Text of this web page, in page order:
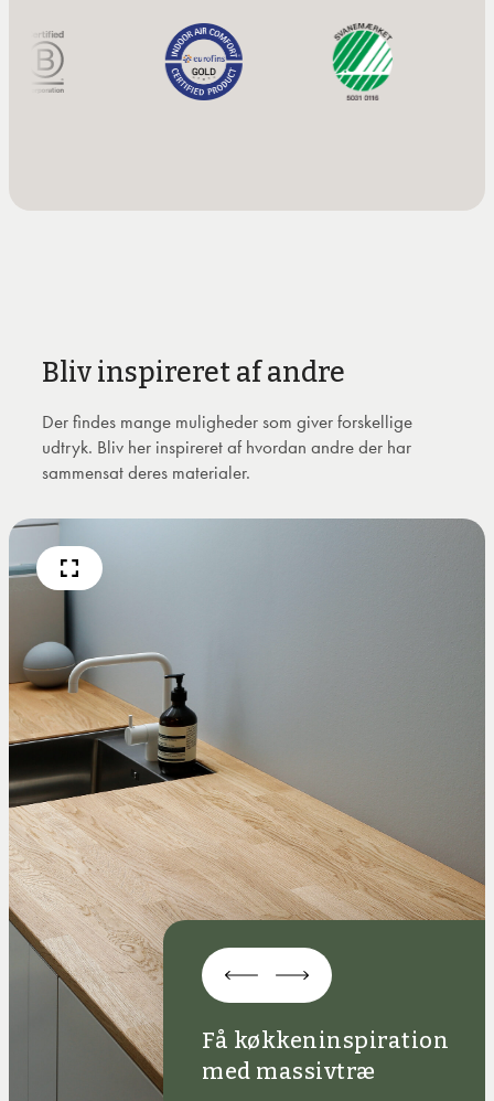
Bliv inspireret af andre
Der findes mange muligheder som giver forskellige
udtryk. Bliv her inspireret af hvordan andre der har
sammensat deres materialer.
Få køkkeninspiration
med massivtræ